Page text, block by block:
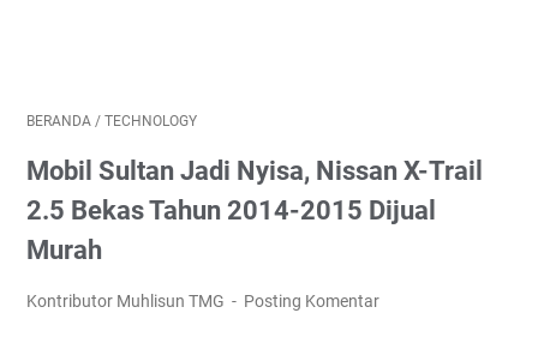
BERANDA / TECHNOLOGY
Mobil Sultan Jadi Nyisa, Nissan X-Trail
2.5 Bekas Tahun 2014-2015 Dijual
Murah
Kontributor Muhlisun TMG Posting Komentar